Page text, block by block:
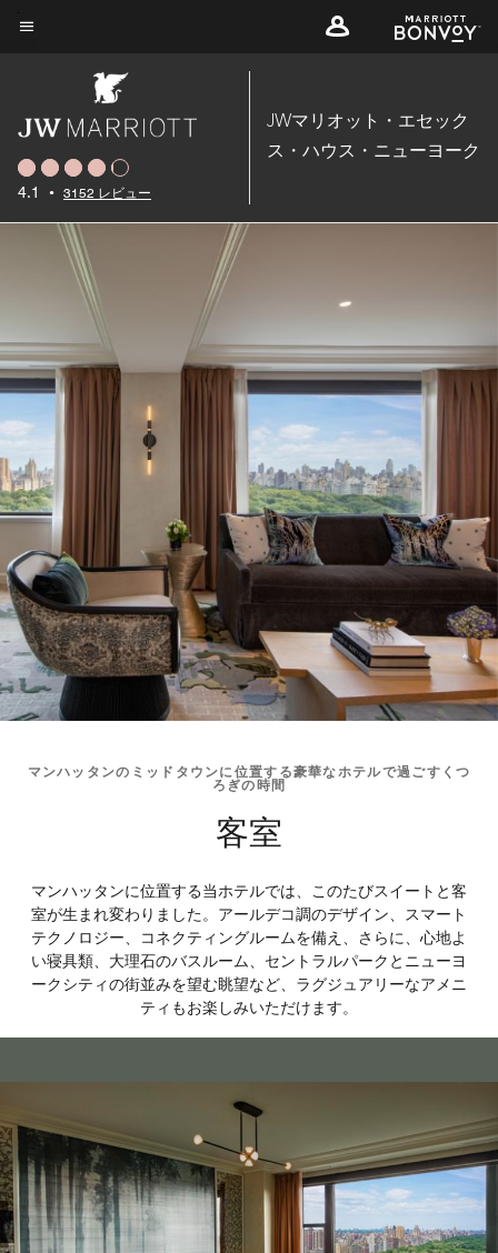
Skip
4.1 • 3152 レビュー
JWマリオット・エセック
ス・ハウス・ニューヨーク
マンハッタンのミッドタウンに位置する豪華なホテルで過ごすくつ
ろぎの時間
客室
マンハッタンに位置する当ホテルでは、このたびスイートと客
室が生まれ変わりました。アールデコ調のデザイン、スマート
テクノロジー、コネクティングルームを備え、さらに、心地よ
い寝具類、大理石のバスルーム、セントラルパークとニューヨ
ークシティの街並みを望む眺望など、ラグジュアリーなアメニ
ティもお楽しみいただけます。